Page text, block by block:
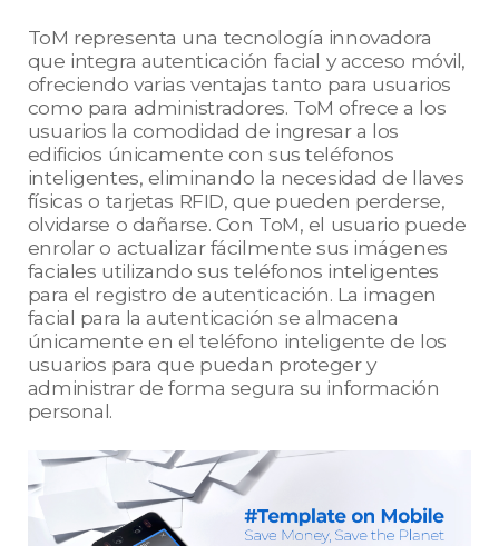
ToM representa una tecnología innovadora
que integra autenticación facial y acceso móvil,
ofreciendo varias ventajas tanto para usuarios
como para administradores. ToM ofrece a los
usuarios la comodidad de ingresar a los
edificios únicamente con sus teléfonos
inteligentes, eliminando la necesidad de llaves
físicas o tarjetas RFID, que pueden perderse,
olvidarse o dañarse. Con ToM, el usuario puede
enrolar o actualizar fácilmente sus imágenes
faciales utilizando sus teléfonos inteligentes
para el registro de autenticación. La imagen
facial para la autenticación se almacena
únicamente en el teléfono inteligente de los
usuarios para que puedan proteger y
administrar de forma segura su información
personal.